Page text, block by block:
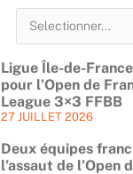
Ligue Île-de-
pour l’Open de
League 3×3 FFBB
27 JUILLET 2026
Deux équipes
l’assaut de l’Open